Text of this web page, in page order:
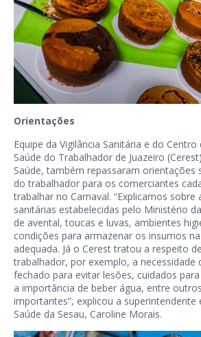
Orientações
Equipe da Vigilância Sanitária e do
Saúde do Trabalhador de Juazeiro
Saúde, também repassaram orientações
do trabalhador para os comerciantes
trabalhar no Carnaval. “Explicamos sobre
sanitárias estabelecidas pelo Ministério
de avental, toucas e luvas, ambientes
condições para armazenar os insumos
adequada. Já o Cerest tratou a respeito
trabalhador, por exemplo, a necessidade
fechado para evitar lesões, cuidados
a importância de beber água, entre
importantes”, explicou a superintendente
Saúde da Sesau, Caroline Morais.